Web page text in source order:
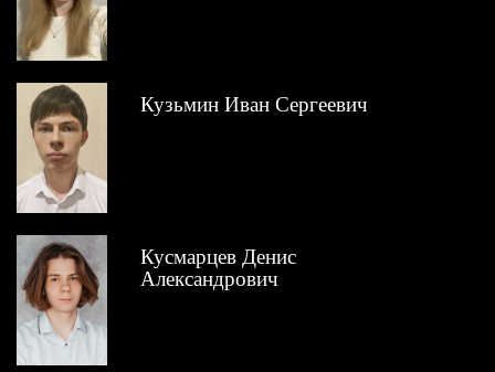
Кузьмин Иван Сергеевич
Кусмарцев Денис
Александрович